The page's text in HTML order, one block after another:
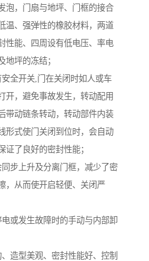
泡，门扇与地坪、门框的接合
温、强弹性的橡胶材料，两道
性能、四周设有低电压、率电
地坪的冻结；
全开关,门在关闭时如人或车
开，避免事故发生，转动配用
带动链条转动，转动部件内装
形式使门关闭到位时，会自动
证了良好的密封性能；
步上升及分离门框，减少了密
，从而使开启轻便、关闭严
或发生故障时的手动与内部卸
造型美观、密封性能好、控制